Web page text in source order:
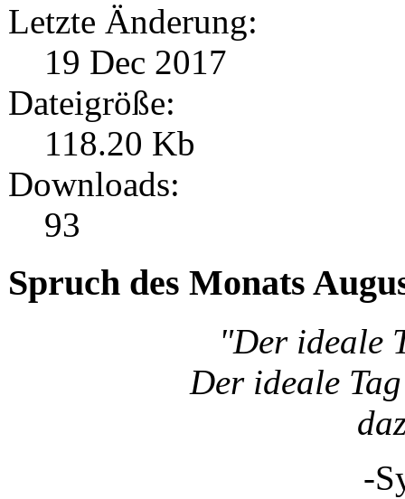
Letzte Änderung:
19 Dec 2017
Dateigröße:
118.20 Kb
Downloads:
93
Spruch des Monats
"Der ideale
Der ideale
-